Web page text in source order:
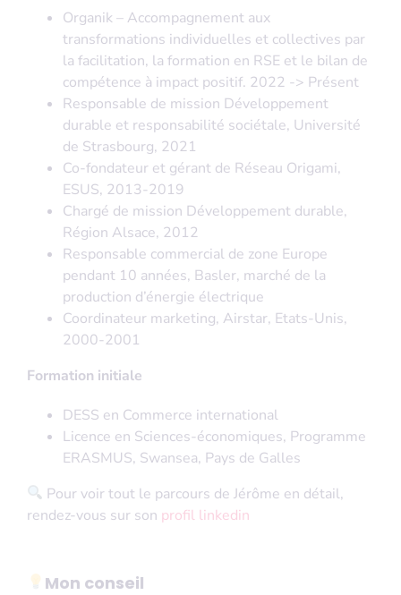
Organik – Accompagnement aux
transformations individuelles et collectives par
la facilitation, la formation en RSE et le bilan de
compétence à impact positif. 2022 -> Présent
Responsable de mission Développement
durable et responsabilité sociétale, Université
de Strasbourg, 2021
Co-fondateur et gérant de Réseau Origami,
ESUS, 2013-2019
Chargé de mission Développement durable,
Région Alsace, 2012
Responsable commercial de zone Europe
pendant 10 années, Basler, marché de la
production d’énergie électrique
Coordinateur marketing, Airstar, Etats-Unis,
2000-2001
Formation initiale
DESS en Commerce international
Licence en Sciences-économiques, Programme
ERASMUS, Swansea, Pays de Galles
Pour voir tout le parcours de Jérôme en détail,
rendez-vous sur son profil linkedin
Mon conseil